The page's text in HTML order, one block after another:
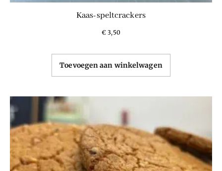
Kaas-speltcrackers
€ 3,50
Toevoegen aan winkelwagen